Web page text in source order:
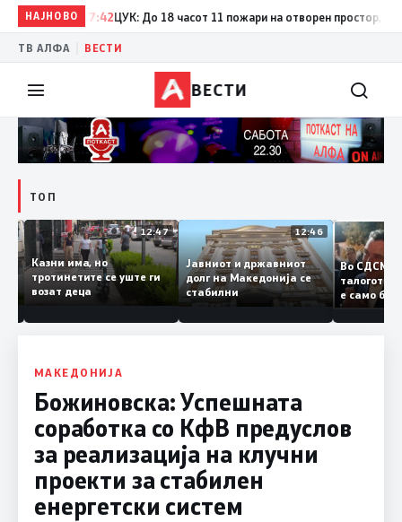
НАЈНОВО
17:42 ЦУК: До 18 часот 11 пожари на отворен простор, од кои
ТВ АЛФА ВЕСТИ
ВЕСТИ
ТОП
12:50
и
12:47
Казни има, но
тротинетите се уште ги
возат деца
12:46
Јавниот и државниот
долг на Македонија се
стабилни
Во
е само
копија
Заев
МАКЕДОНИЈА
Божиновска: Успешната
соработка со КфВ предуслов
за реализација на клучни
проекти за стабилен
енергетски систем